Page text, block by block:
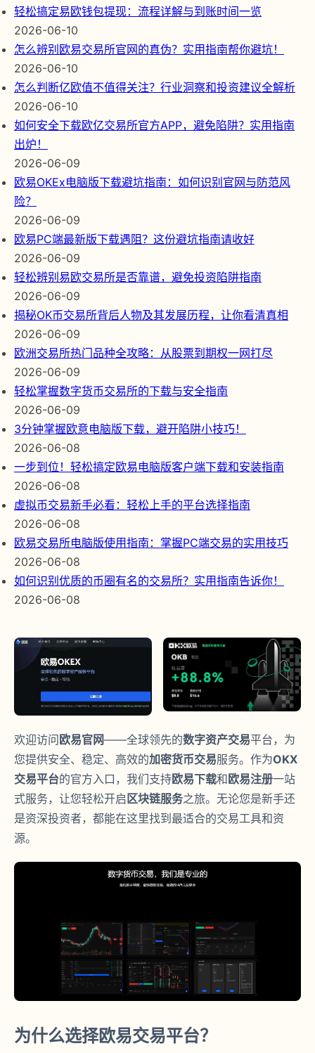
轻松搞定易欧钱包提现：流程详解与到账时间一览
2026-06-10
怎么辨别欧易交易所官网的真伪？实用指南帮你避坑！
2026-06-10
怎么判断亿欧值不值得关注？行业洞察和投资建议全解析
2026-06-10
如何安全下载欧亿交易所官方APP，避免陷阱？实用指南
出炉！
2026-06-09
欧易OKEx电脑版下载避坑指南：如何识别官网与防范风
险？
2026-06-09
欧易PC端最新版下载遇阻？这份避坑指南请收好
2026-06-09
轻松辨别易欧交易所是否靠谱，避免投资陷阱指南
2026-06-09
揭秘OK币交易所背后人物及其发展历程，让你看清真相
2026-06-09
欧洲交易所热门品种全攻略：从股票到期权一网打尽
2026-06-09
轻松掌握数字货币交易所的下载与安全指南
2026-06-09
3分钟掌握欧意电脑版下载，避开陷阱小技巧！
2026-06-08
一步到位！轻松搞定欧易电脑版客户端下载和安装指南
2026-06-08
虚拟币交易新手必看：轻松上手的平台选择指南
2026-06-08
欧易交易所电脑版使用指南：掌握PC端交易的实用技巧
2026-06-08
如何识别优质的币圈有名的交易所？实用指南告诉你！
2026-06-08
欢迎访问欧易官网——全球领先的数字资产交易平台，为
您提供安全、稳定、高效的加密货币交易服务。作为OKX
交易平台的官方入口，我们支持欧易下载和欧易注册一站
式服务，让您轻松开启区块链服务之旅。无论您是新手还
是资深投资者，都能在这里找到最适合的交易工具和资
源。
为什么选择欧易交易平台？